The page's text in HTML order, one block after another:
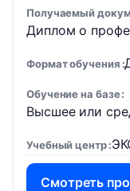
Получаемый
Диплом о
Формат обучения
Обучение на базе
Высшее или
Учебный центр
Смотреть